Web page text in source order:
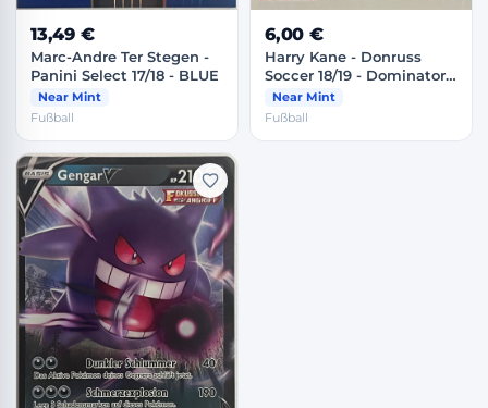
13,49 €
Marc-Andre Ter Stegen -
Panini Select 17/18 - BLUE
Near Mint
Fußball
6,00 €
Harry Kane - Donruss
Soccer 18/19 - Dominator -
England
Near Mint
Fußball